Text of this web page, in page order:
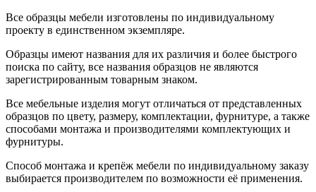
Все образцы мебели изготовлены по индивидуальному
проекту в единственном экземпляре.
Образцы имеют названия для их различия и более быстрого
поиска по сайту, все названия образцов не являются
зарегистрированным товарным знаком.
Все мебельные изделия могут отличаться от представленных
образцов по цвету, размеру, комплектации, фурнитуре, а также
способами монтажа и производителями комплектующих и
фурнитуры.
Способ монтажа и крепёж мебели по индивидуальному заказу
выбирается производителем по возможности её применения.